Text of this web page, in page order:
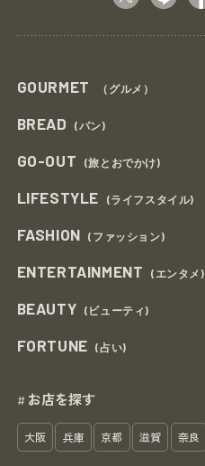
GOURMET （グルメ）
BREAD (パン)
GO-OUT (旅とおでかけ)
LIFESTYLE (ライフスタイル)
FASHION (ファッション)
ENTERTAINMENT (エンタメ)
BEAUTY (ビューティ)
FORTUNE (占い)
# お店を探す
大阪 兵庫 京都 滋賀 奈良